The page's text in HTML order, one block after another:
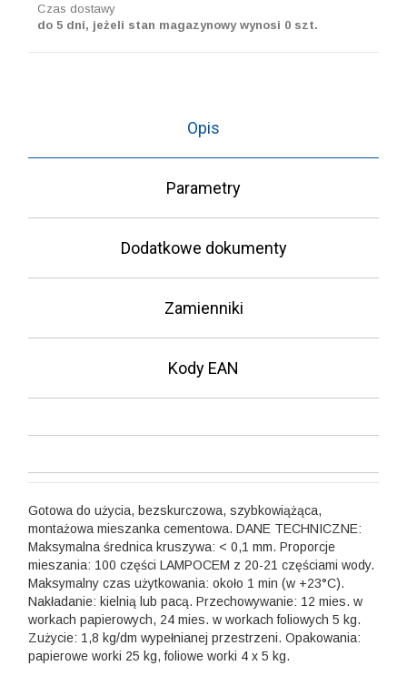
Czas dostawy
do 5 dni, jeżeli stan magazynowy wynosi 0 szt.
Opis
Parametry
Dodatkowe dokumenty
Zamienniki
Kody EAN
Gotowa do użycia, bezskurczowa, szybkowiążąca,
montażowa mieszanka cementowa. DANE TECHNICZNE:
Maksymalna średnica kruszywa: < 0,1 mm. Proporcje
mieszania: 100 części LAMPOCEM z 20-21 częściami wody.
Maksymalny czas użytkowania: około 1 min (w +23°C).
Nakładanie: kielnią lub pacą. Przechowywanie: 12 mies. w
workach papierowych, 24 mies. w workach foliowych 5 kg.
Zużycie: 1,8 kg/dm wypełnianej przestrzeni. Opakowania:
papierowe worki 25 kg, foliowe worki 4 x 5 kg.